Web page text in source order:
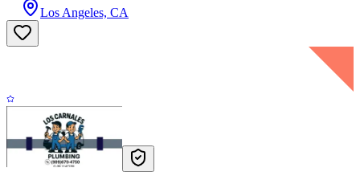
Los Angeles, CA